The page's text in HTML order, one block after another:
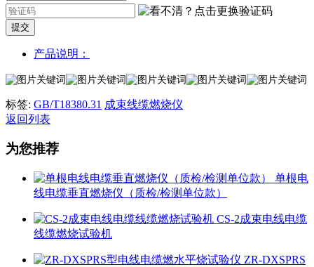
提交
产品说明：
标签: GB/T18380.31 成束线缆燃烧仪
返回列表
为您推荐
单根电
线电缆垂直燃烧仪（质检/检测单位款）
CS-2成束电线电缆
线缆燃烧试验机
ZR-DXSPRS